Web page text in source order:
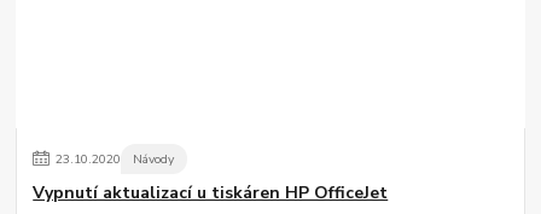
23.10.2020 Návody
Vypnutí aktualizací u tiskáren HP OfficeJet